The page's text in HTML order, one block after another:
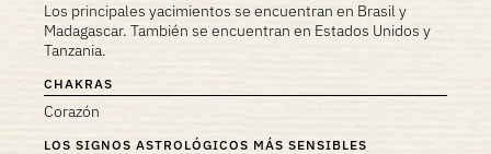
Los principales yacimientos se encuentran en Brasil y
Madagascar. También se encuentran en Estados Unidos y
Tanzania.
CHAKRAS
Corazón
LOS SIGNOS ASTROLÓGICOS MÁS SENSIBLES